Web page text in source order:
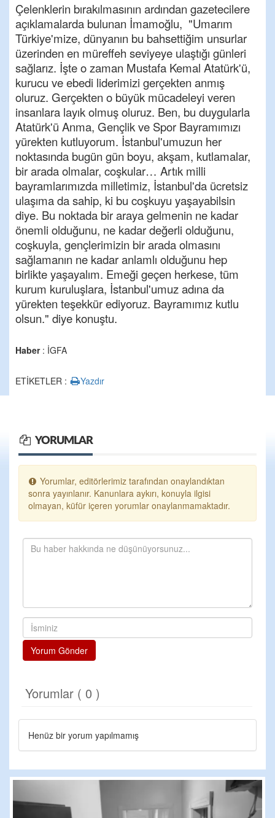
Çelenklerin bırakılmasının ardından gazetecilere
açıklamalarda bulunan İmamoğlu, "Umarım
Türkiye'mize, dünyanın bu bahsettiğim unsurlar
üzerinden en müreffeh seviyeye ulaştığı günleri
sağlarız. İşte o zaman Mustafa Kemal Atatürk'ü,
kurucu ve ebedi liderimizi gerçekten anmış
oluruz. Gerçekten o büyük mücadeleyi veren
insanlara layık olmuş oluruz. Ben, bu duygularla
Atatürk'ü Anma, Gençlik ve Spor Bayramımızı
yürekten kutluyorum. İstanbul'umuzun her
noktasında bugün gün boyu, akşam, kutlamalar,
bir arada olmalar, coşkular… Artık milli
bayramlarımızda milletimiz, İstanbul'da ücretsiz
ulaşıma da sahip, ki bu coşkuyu yaşayabilsin
diye. Bu noktada bir araya gelmenin ne kadar
önemli olduğunu, ne kadar değerli olduğunu,
coşkuyla, gençlerimizin bir arada olmasını
sağlamanın ne kadar anlamlı olduğunu hep
birlikte yaşayalım. Emeği geçen herkese, tüm
kurum kuruluşlara, İstanbul'umuz adına da
yürekten teşekkür ediyoruz. Bayramımız kutlu
olsun." diye konuştu.
Haber: İGFA
ETİKETLER : Yazdır
YORUMLAR
Yorumlar, editörlerimiz tarafından onaylandıktan
sonra yayınlanır. Kanunlara aykırı, konuyla ilgisi
olmayan, küfür içeren yorumlar onaylanmamaktadır.
Yorum Gönder
Yorumlar ( 0 )
Henüz bir yorum yapılmamış